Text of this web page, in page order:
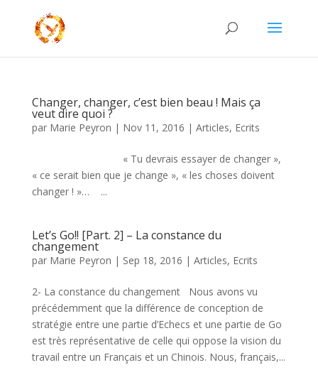
Changer, changer, c’est bien beau ! Mais ça
veut dire quoi ?
par Marie Peyron | Nov 11, 2016 | Articles, Ecrits
« Tu devrais essayer de changer »,
« ce serait bien que je change », « les choses doivent
changer ! »… ...
Let’s Go!! [Part. 2] – La constance du
changement
par Marie Peyron | Sep 18, 2016 | Articles, Ecrits
2- La constance du changement Nous avons vu
précédemment que la différence de conception de
stratégie entre une partie d’Echecs et une partie de Go
est très représentative de celle qui oppose la vision du
travail entre un Français et un Chinois. Nous, français,...